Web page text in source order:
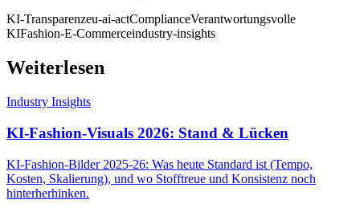
KI-Transparenzeu-ai-actComplianceVerantwortungsvolle
KIFashion-E-Commerceindustry-insights
Weiterlesen
Industry Insights
KI-Fashion-Visuals 2026: Stand & Lücken
KI-Fashion-Bilder 2025-26: Was heute Standard ist (Tempo,
Kosten, Skalierung), und wo Stofftreue und Konsistenz noch
hinterherhinken.